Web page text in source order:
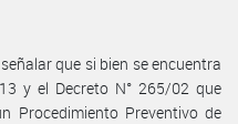
que si bien se encuentra
y el Decreto N° 265/02 que
Procedimiento Preventivo de